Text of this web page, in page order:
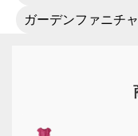
ガーデンファニチ